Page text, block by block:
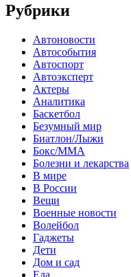
Рубрики
Автоновости
Автособытия
Автоспорт
Автоэксперт
Актеры
Аналитика
Баскетбол
Безумный мир
Биатлон/Лыжи
Бокс/MMA
Болезни и лекарства
В мире
В России
Вещи
Военные новости
Волейбол
Гаджеты
Дети
Дом и сад
Еда